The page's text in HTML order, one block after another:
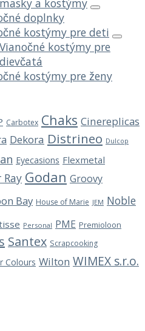
doplnky
kostýmy pre deti
Vianočné kostýmy pre
dievčatá
kostýmy pre ženy
Carbotex Chaks Cinereplicas
Dekora Distrineo Dulcop
Eyecasions Flexmetal
Ray Godan Groovy
Bay House of Marie JEM Noble
Personal PME Premioloon
Santex Scrapcooking
Colours Wilton WIMEX s.r.o.